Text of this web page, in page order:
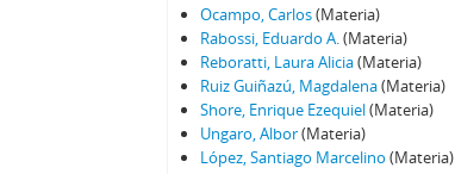
Ocampo, Carlos(Materia)
Rabossi, Eduardo A. (Materia)
Reboratti, Laura Alicia(Materia)
Ruiz Guiñazú, Magdalena(Materia)
Shore, Enrique Ezequiel(Materia)
Ungaro, Albor(Materia)
López, Santiago Marcelino (Materia)